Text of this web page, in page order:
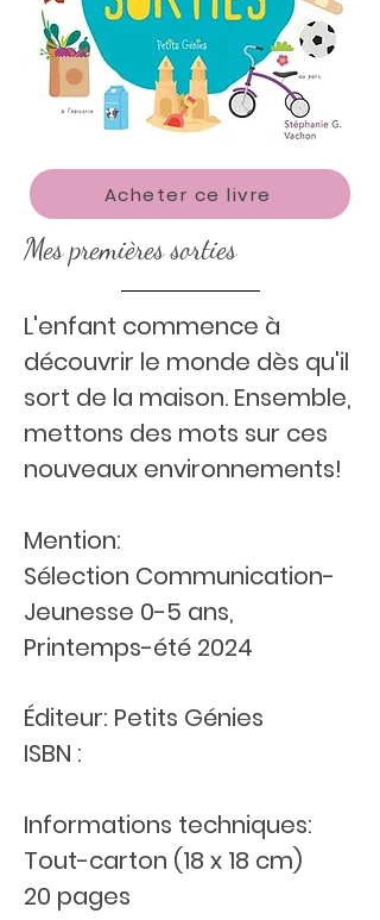
Acheter ce livre
Mes premières sorties
L'enfant commence à
découvrir le monde dès qu'il
sort de la maison. Ensemble,
mettons des mots sur ces
nouveaux environnements!
Mention:
Sélection Communication-
Jeunesse 0-5 ans,
Printemps-été 2024
Éditeur: Petits Génies
ISBN :
Informations techniques:
Tout-carton (18 x 18 cm)
20 pages